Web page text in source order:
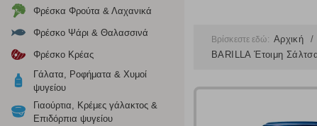
Φρέσκα Φρούτα & Λαχανικά
Φρέσκο Ψάρι & Θαλασσινά
Φρέσκο Κρέας
Γάλατα, Ροφήματα & Χυμοί
ψυγείου
Γιαούρτια, Κρέμες γάλακτος &
Επιδόρπια ψυγείου
Βρίσκεστε εδώ: Αρχική
BARILLA Έτοιμη